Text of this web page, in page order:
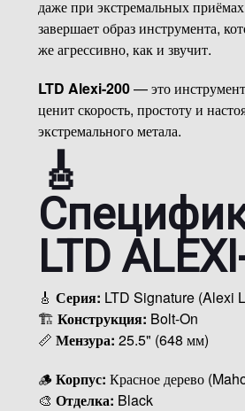
даже при экстремальных
завершает образ инструмента,
же агрессивно, как и звучит.
LTD Alexi-200— это инструмент
ценит скорость, простоту и
экстремального метала.
🎸
LTD
🎸 Серия: LTD Signature (Alexi
🏗 Конструкция: Bolt-On
📏 Мензура: 25.5" (648 мм)
🪵Корпус: Красное дерево
🎨 Отделка: Black